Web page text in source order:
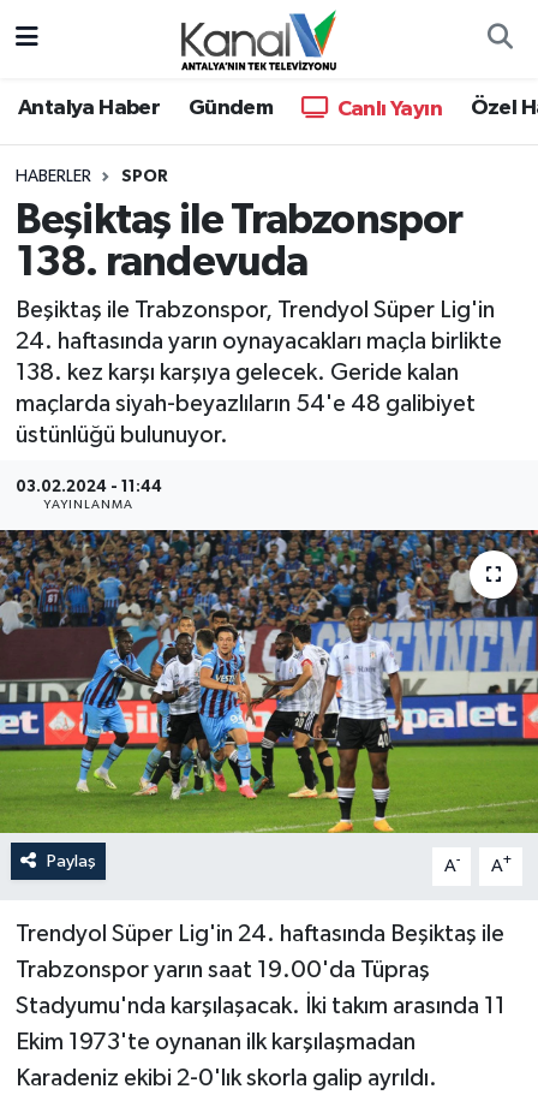
Antalya Haber Gündem Canlı Yayın Özel
HABERLER SPOR
Beşiktaş ile Trabzonspor
138. randevuda
Beşiktaş ile Trabzonspor, Trendyol Süper Lig'in
24. haftasında yarın oynayacakları maçla birlikte
138. kez karşı karşıya gelecek. Geride kalan
maçlarda siyah-beyazlıların 54'e 48 galibiyet
üstünlüğü bulunuyor.
03.02.2024 - 11:44
YAYINLANMA
Paylaş A- A+
Trendyol Süper Lig'in 24. haftasında Beşiktaş ile
Trabzonspor yarın saat 19.00'da Tüpraş
Stadyumu'nda karşılaşacak. İki takım arasında 11
Ekim 1973'te oynanan ilk karşılaşmadan
Karadeniz ekibi 2-0'lık skorla galip ayrıldı.
Antalya Haber
Dünya
Eğitim
Ekonomi
Gündem
Haberler
KANALV Spor
Kültür Sanat
Magazin
Öğle Bülteni
Siyaset
Sosyal medya
Spor
Hava Durumu
Trafik Durumu
Süper Lig Puan Durumu ve Fikstür
Tüm Manşetler
Son Dakika Haberleri